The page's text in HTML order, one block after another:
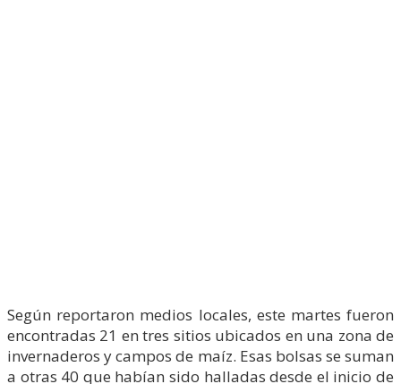
Según reportaron medios locales, este martes fueron
encontradas 21 en tres sitios ubicados en una zona de
invernaderos y campos de maíz. Esas bolsas se suman
a otras 40 que habían sido halladas desde el inicio de